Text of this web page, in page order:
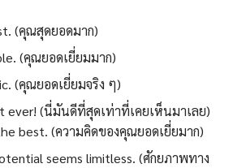
(คุณสุดยอดมาก)
(คุณยอดเยี่ยมมาก)
(คุณยอดเยี่ยมจริง ๆ)
ever! (นี่มันดีที่สุดเท่าที่เคยเห็นมาเลย)
best. (ความคิดของคุณยอดเยี่ยมาก)
seems limitless. (ศักยภาพทาง